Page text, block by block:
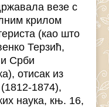
везе с
крилом
(као што
Терзић,
Срби
отисак из
1874),
наука, књ. 16,